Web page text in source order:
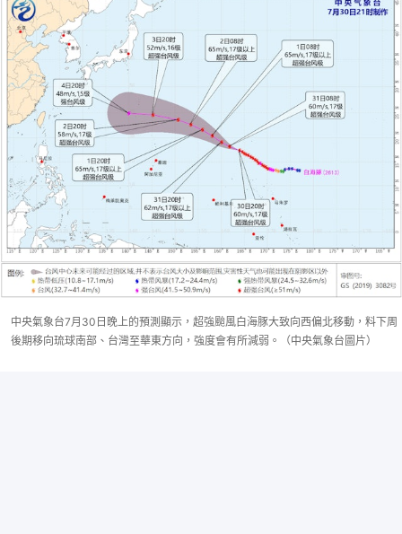
中央氣象台7月30日晚上的預測顯示，超強颱風白海豚大致向西偏北移動，料下周
後期移向琉球南部、台灣至華東方向，強度會有所減弱。（中央氣象台圖片）